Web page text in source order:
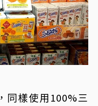
同樣使用100%三